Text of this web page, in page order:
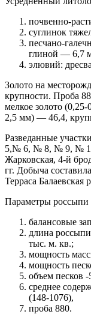
почвенно-
суглинок
песчано-
глиной — 6,7
элювий:
Золото на
крупности. Проба
мелкое золото
2,5 мм) — 46,4,
Разведанные
5,№ 6, № 8, № 9, №
Жарковская, 4-й
гг. Добыча
Терраса Балаевская
Параметры россыпи
балансовые
длина
тыс. м. кв.;
мощность
мощность
объем песков
среднее
(148-1076),
проба 880.